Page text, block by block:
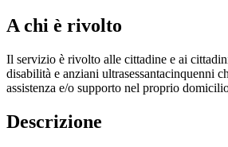
A chi è rivolto
Il servizio è rivolto alle cittadine e ai
disabilità e anziani ultrasessantacinquenni
assistenza e/o supporto nel proprio
Descrizione